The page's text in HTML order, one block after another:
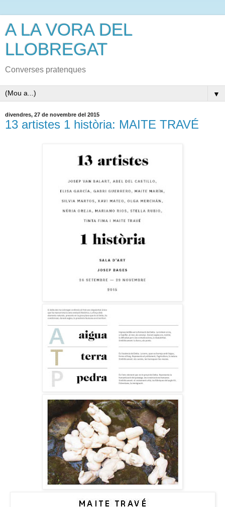
A LA VORA DEL
LLOBREGAT
Converses pratenques
▼
divendres, 27 de novembre del 2015
13 artistes 1 història: MAITE TRAVÉ